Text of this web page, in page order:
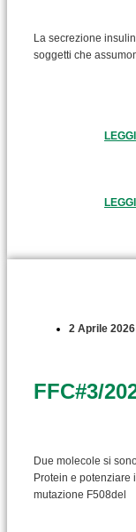
La secrezione
soggetti che
LEGGI
LEGGI
2 Aprile 2026
FFC#3/
Due molecole si
Protein e potenziare
mutazione F508del